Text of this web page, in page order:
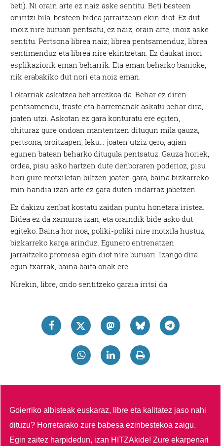
beti). Ni orain arte ez naiz aske sentitu. Beti besteen
oniritzi bila, besteen bidea jarraitzeari ekin diot. Ez dut
inoiz nire buruan pentsatu, ez naiz, orain arte, inoiz aske
sentitu. Pertsona librea naiz; librea pentsamenduz, librea
sentimenduz eta librea nire ekintzetan. Ez daukat inori
esplikaziorik eman beharrik. Eta eman beharko banioke,
nik erabakiko dut nori eta noiz eman.
Lokarriak askatzea beharrezkoa da. Behar ez diren
pentsamendu, traste eta harremanak askatu behar dira,
joaten utzi. Askotan ez gara konturatu ere egiten,
ohituraz gure ondoan mantentzen ditugun mila gauza,
pertsona, oroitzapen, leku… joaten utziz gero, agian
egunen batean beharko ditugula pentsatuz. Gauza horiek,
ordea, pisu asko hartzen dute denboraren poderioz, pisu
hori gure motxiletan biltzen joaten gara, baina bizkarreko
min handia izan arte ez gara duten indarraz jabetzen.
Ez dakizu zenbat kostatu zaidan puntu honetara iristea.
Bidea ez da xamurra izan, eta oraindik bide asko dut
egiteko. Baina hor noa, poliki-poliki nire motxila hustuz,
bizkarreko karga arinduz. Egunero entrenatzen
jarraitzeko promesa egin diot nire buruari. Izango dira
egun txarrak, baina baita onak ere.
Nirekin, libre, ondo sentitzeko garaia iritsi da.
Goierriko albisteak euskaraz, libre eta kalitatez jaso nahi
dituzu? Horretarako zure babesa ezinbestekoa zaigu.
Egin zaitez harpidedun, izan HITZAkide!Zure ekarpenari